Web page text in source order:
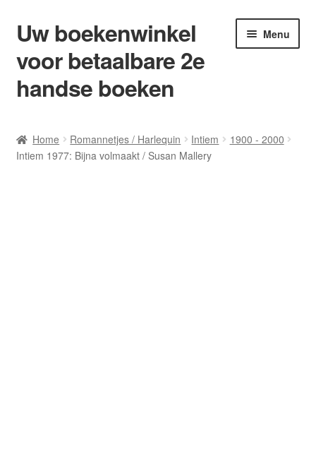
Ga
door
naar
navigatie
Ga
naar
de
inhoud
Uw boekenwinkel
voor betaalbare 2e
handse boeken
Menu
Afrekenen
Home Romannetjes / Harlequin Intiem
1900 - 2000
Intiem 1977: Bijna volmaakt / Susan Mallery